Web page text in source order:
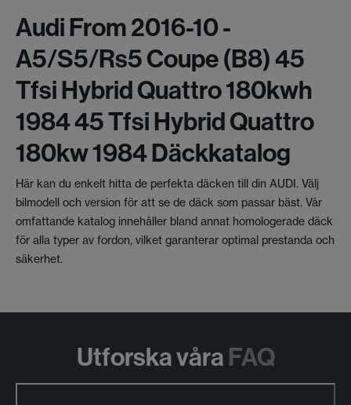
Audi From 2016-10 -
A5/s5/rs5 Coupe (b8) 45
Tfsi Hybrid Quattro 180kwh
1984 45 Tfsi Hybrid Quattro
180kw 1984 Däckkatalog
Här kan du enkelt hitta de perfekta däcken till din AUDI. Välj
bilmodell och version för att se de däck som passar bäst. Vår
omfattande katalog innehåller bland annat homologerade däck
för alla typer av fordon, vilket garanterar optimal prestanda och
säkerhet.
Utforska våra FAQ